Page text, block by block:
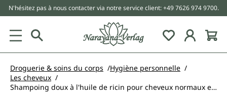
principal
N'hésitez pas à nous contacter via notre service client: +49 7626 974 9700.
Droguerie & soins du corps
Hygiène personnelle
Les cheveux
Shampoing doux à l'huile de ricin pour cheveux normaux et abîmés - 100 g - par Unimedica